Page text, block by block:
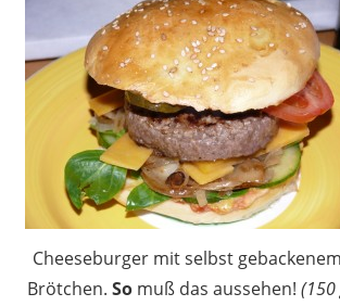
Cheeseburger mit selbst gebackenem
Brötchen. Somuß das aussehen! (150